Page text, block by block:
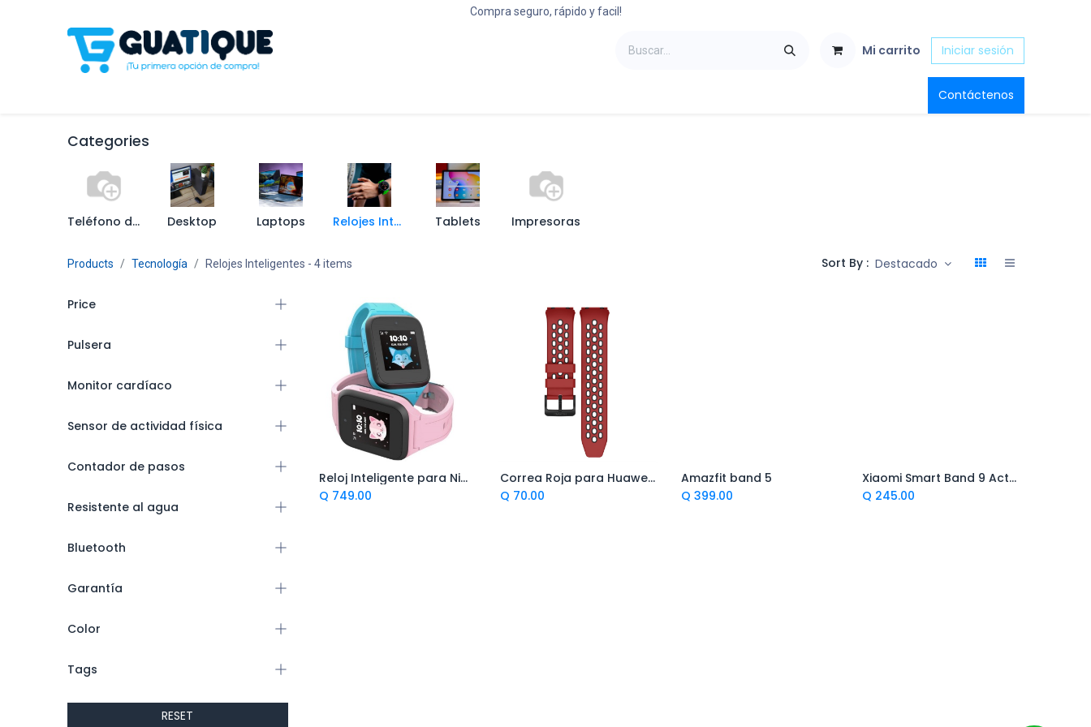
Compra seguro, rápido y facil!
Mi carrito Iniciar sesión
Contáctenos
Categories
Teléfono de Casa Desktop Laptops Relojes Inteligentes Tablets Impresoras
Products Tecnología Relojes Inteligentes - 4 items Sort By : Destacado
Price
Pulsera
Monitor cardíaco
Sensor de actividad física
Contador de pasos
Resistente al agua
Bluetooth
Garantía
Color
Tags
RESET
Agregar al Carrito Reloj Inteligente para Niños Movetime Smartwatch
Q 749.00
Agregar al Carrito
Correa Roja para Huawei Watch GT 2e
Q 70.00
Agregar al Carrito
Amazfit band 5
Q399.00
Agregar al Carrito
Xiaomi Smart Band 9 Active Black
Q 245.00